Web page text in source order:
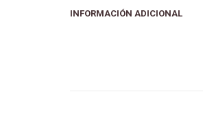
INFORMACIÓN ADICIONAL